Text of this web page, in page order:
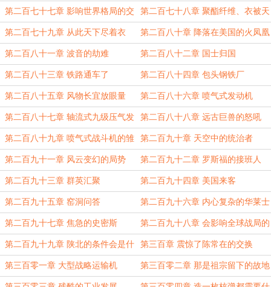
太郎 诺
第二百七十七章 影响世界格局的交
易
第二百七十八章 聚酯纤维、衣被天
下
第二百七十九章 从此天下尽着衣 第二百八十章 降落在美国的火凤凰
第二百八十一章 波音的劫难 第二百八十二章 国士归国
第二百八十三章 铁路通车了 第二百八十四章 包头钢铁厂
第二百八十五章 风物长宜放眼量 第二百八十六章 喷气式发动机
第二百八十七章 轴流式九级压气发
动机
第二百八十八章 远古巨兽的怒吼
第二百八十九章 喷气式战斗机的雏
形
第二百九十章 天空中的统治者
第二百九十一章 风云变幻的局势 第二百九十二章 罗斯福的接班人
第二百九十三章 群英汇聚 第二百九十四章 美国来客
第二百九十五章 窑洞问答 第二百九十六章 内心复杂的华莱士
第二百九十七章 焦急的史密斯 第二百九十八章 会影响全球战局的
坦克
第二百九十九章 陕北的条件会是什
么？
第三百章 震惊了陈常在的交换
第三百零一章 大型战略运输机 第三百零二章 那是祖宗留下的故地